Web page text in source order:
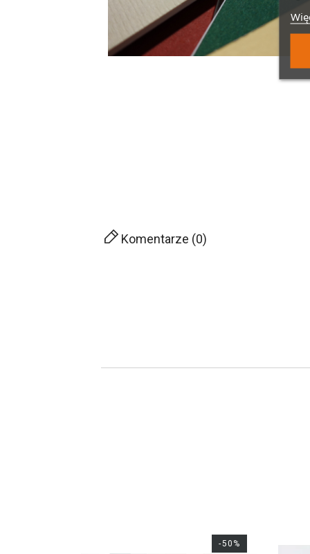
Komentarze (0)
-50%